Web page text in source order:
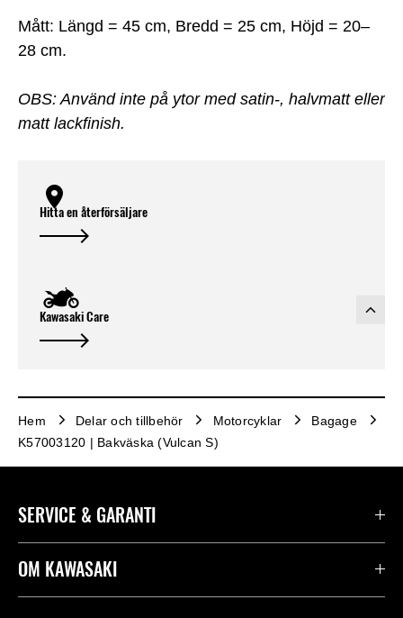
Mått: Längd = 45 cm, Bredd = 25 cm, Höjd = 20–
28 cm.
OBS: Använd inte på ytor med satin-, halvmatt eller
matt lackfinish.
Hitta en återförsäljare
Kawasaki Care
Hem Delar och tillbehör Motorcyklar
Bagage
K57003120 | Bakväska (Vulcan S)
SERVICE & GARANTI
Kontakta oss
OM KAWASAKI